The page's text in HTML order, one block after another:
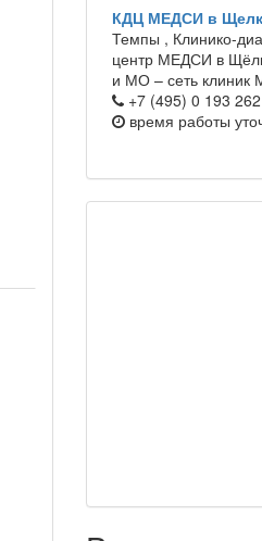
КДЦ МЕДСИ в
Темпы , Клинико-
центр МЕДСИ в
и МО – сеть
+7 (495) 0 193 262
время работы